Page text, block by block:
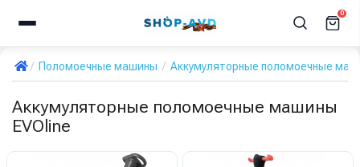
0
Поломоечные машины Аккумуляторные поломоечные
Аккумуляторные поломоечные машины
EVOline